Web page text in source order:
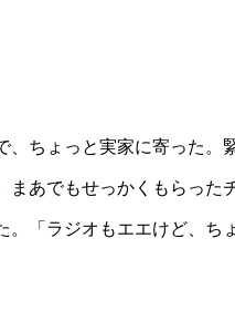
ちょっと実家に寄った。
まあでもせっかくもらっ
。「ラジオもエエけど、